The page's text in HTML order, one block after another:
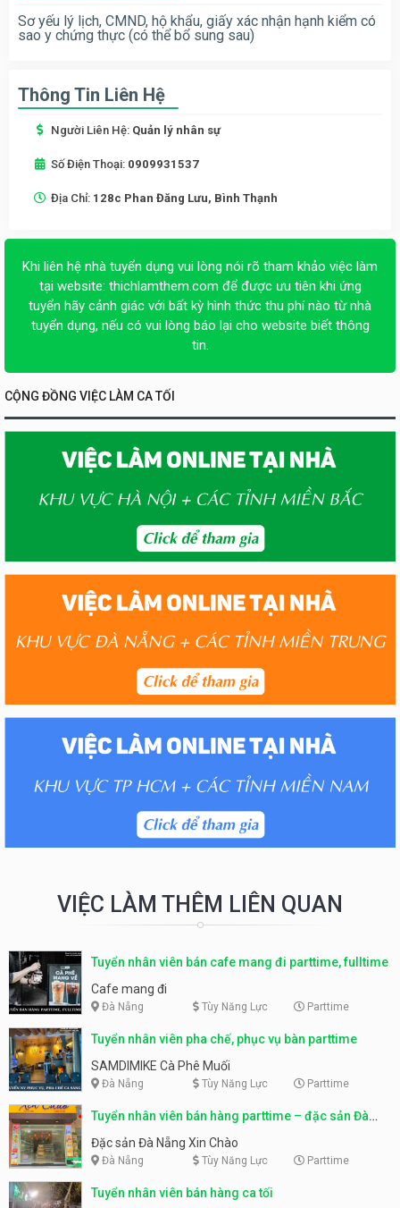
Sơ yếu lý lịch, CMND, hộ khẩu, giấy xác nhận hạnh kiểm có
sao y chứng thực (có thể bổ sung sau)
Thông Tin Liên Hệ
Người Liên Hệ: Quản lý nhân sự
Số Điện Thoại: 0909931537
Địa Chỉ: 128c Phan Đăng Lưu, Bình Thạnh
Khi liên hệ nhà tuyển dụng vui lòng nói rõ tham khảo việc làm
tại website: thichlamthem.com để được ưu tiên khi ứng
tuyển hãy cảnh giác với bất kỳ hình thức thu phí nào từ nhà
tuyển dụng, nếu có vui lòng báo lại cho website biết thông
tin.
CỘNG ĐỒNG VIỆC LÀM CA TỐI
VIỆC LÀM THÊM LIÊN QUAN
Tuyển nhân viên bán cafe mang đi parttime, fulltime
Cafe mang đi
Đà Nẵng Tùy Năng Lực Parttime
Tuyển nhân viên pha chế, phục vụ bàn parttime
SAMDIMIKE Cà Phê Muối
Đà Nẵng Tùy Năng Lực Parttime
Tuyển nhân viên bán hàng parttime – đặc sản Đà
Nẵng
Đặc sản Đà Nẵng Xin Chào
Đà Nẵng Tùy Năng Lực Parttime
Tuyển nhân viên bán hàng ca tối